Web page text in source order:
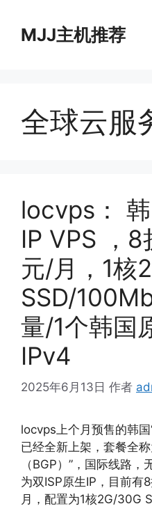
MJJ主机推荐
全球云服
locvps：
IP VPS ，
元/月，1核
SSD/
量/1个韩国
IPv4
2025年6月13日 作者
locvps上个月预售的韩
已经全新上架，套餐全
（BGP）”，国际线路
为双ISP原生IP，目前有
月，配置为1核2G/30G